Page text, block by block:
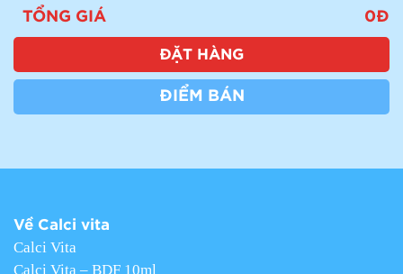
TỔNG GIÁ 0Đ
ĐẶT HÀNG
ĐIỂM BÁN
Về Calci vita
Calci Vita
Calci Vita – BDF 10ml